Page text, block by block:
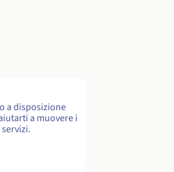
a disposizione
a muovere i